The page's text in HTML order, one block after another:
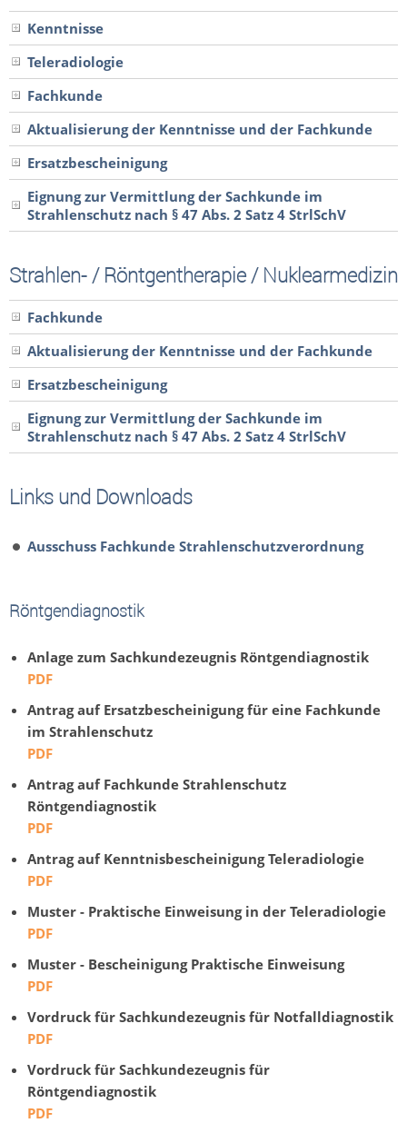
Kenntnisse
Teleradiologie
Fachkunde
Aktualisierung der Kenntnisse und der Fachkunde
Ersatzbescheinigung
Eignung zur Vermittlung der Sachkunde im
Strahlenschutz nach § 47 Abs. 2 Satz 4 StrlSchV
Strahlen- / Röntgentherapie / Nuklearmedizin
Fachkunde
Aktualisierung der Kenntnisse und der Fachkunde
Ersatzbescheinigung
Eignung zur Vermittlung der Sachkunde im
Strahlenschutz nach § 47 Abs. 2 Satz 4 StrlSchV
Links und Downloads
Ausschuss Fachkunde Strahlenschutzverordnung
Röntgendiagnostik
Anlage zum Sachkundezeugnis Röntgendiagnostik
PDF
Antrag auf Ersatzbescheinigung für eine Fachkunde
im Strahlenschutz
PDF
Antrag auf Fachkunde Strahlenschutz
Röntgendiagnostik
PDF
Antrag auf Kenntnisbescheinigung Teleradiologie
PDF
Muster - Praktische Einweisung in der Teleradiologie
PDF
Muster - Bescheinigung Praktische Einweisung
PDF
Vordruck für Sachkundezeugnis für Notfalldiagnostik
PDF
Vordruck für Sachkundezeugnis für
Röntgendiagnostik
PDF